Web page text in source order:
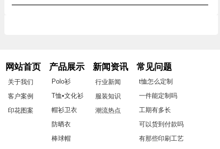
网站首页
关于我们
客户案例
印花图案
产品展示
Polo衫
T恤•文化衫
帽衫卫衣
防晒衣
棒球帽
新闻资讯
行业新闻
服装知识
潮流热点
常见问题
t恤怎么定制
一件能定制吗
工期有多长
可以货到付款吗
有那些印刷工艺